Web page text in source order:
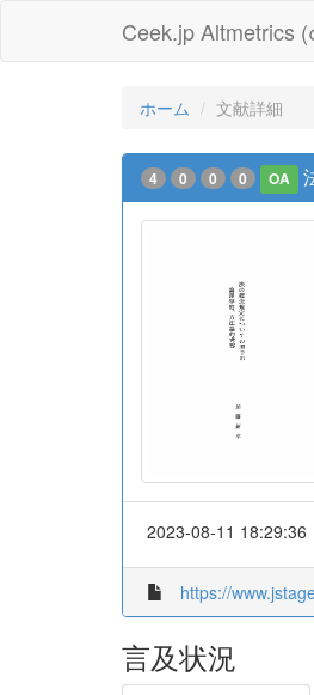
Ceek.jp Altmetrics
ホーム 文献詳細
4 0 0 0 OA
2023-08-11 18:29:36
https://
言及状況